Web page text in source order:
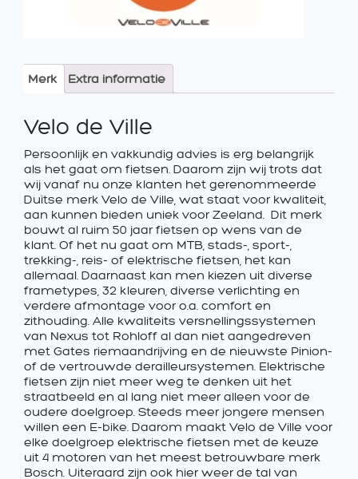
Merk Extra informatie
Velo de Ville
Persoonlijk en vakkundig advies is erg belangrijk
als het gaat om fietsen. Daarom zijn wij trots dat
wij vanaf nu onze klanten het gerenommeerde
Duitse merk Velo de Ville, wat staat voor kwaliteit,
aan kunnen bieden uniek voor Zeeland. Dit merk
bouwt al ruim 50 jaar fietsen op wens van de
klant. Of het nu gaat om MTB, stads-, sport-,
trekking-, reis- of elektrische fietsen, het kan
allemaal. Daarnaast kan men kiezen uit diverse
frametypes, 32 kleuren, diverse verlichting en
verdere afmontage voor o.a. comfort en
zithouding. Alle kwaliteits versnellingssystemen
van Nexus tot Rohloff al dan niet aangedreven
met Gates riemaandrijving en de nieuwste Pinion-
of de vertrouwde derailleursystemen. Elektrische
fietsen zijn niet meer weg te denken uit het
straatbeeld en al lang niet meer alleen voor de
oudere doelgroep. Steeds meer jongere mensen
willen een E-bike. Daarom maakt Velo de Ville voor
elke doelgroep elektrische fietsen met de keuze
uit 4 motoren van het meest betrouwbare merk
Bosch. Uiteraard zijn ook hier weer de tal van